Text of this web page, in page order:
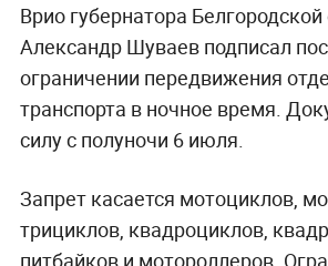
Врио губернатора Белгородской
Александр Шуваев подписал
ограничении передвижения
транспорта в ночное время.
силу с полуночи 6 июля.
Запрет касается мотоциклов,
трициклов, квадроциклов,
питбайков и мотороллеров.